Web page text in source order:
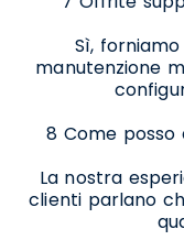
Sì,
manutenzione
8 Come posso
La nostra
clienti parlano